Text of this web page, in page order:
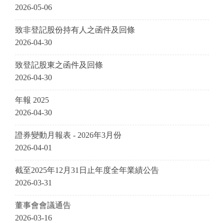
2026-05-06
致非登記股份持有人之函件及回條
2026-04-30
致登記股東之函件及回條
2026-04-30
年報 2025
2026-04-30
證券變動月報表 - 2026年3月份
2026-04-01
截至2025年12月31日止年度全年業績公告
2026-03-31
董事會會議通告
2026-03-16